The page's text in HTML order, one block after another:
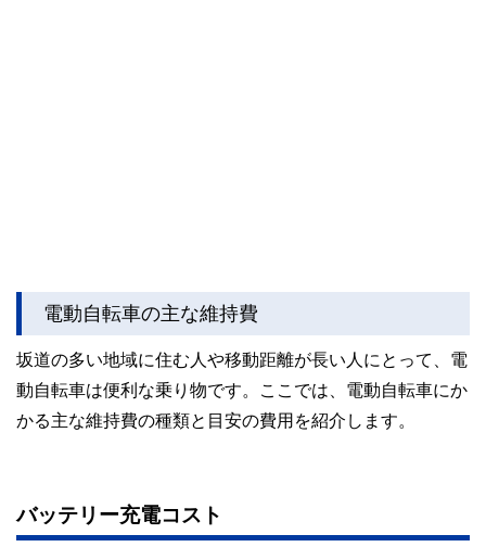
電動自転車の主な維持費
坂道の多い地域に住む人や移動距離が長い人にとって、電
動自転車は便利な乗り物です。ここでは、電動自転車にか
かる主な維持費の種類と目安の費用を紹介します。
バッテリー充電コスト